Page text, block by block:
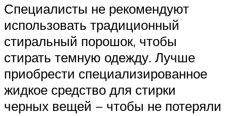
Специалисты не рекомендуют
использовать традиционный
стиральный порошок, чтобы
стирать темную одежду. Лучше
приобрести специализированное
жидкое средство для стирки
черных вещей − чтобы не потеряли